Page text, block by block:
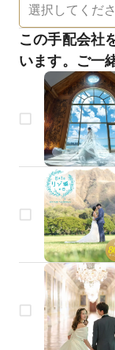
この手配会社
います。ご一